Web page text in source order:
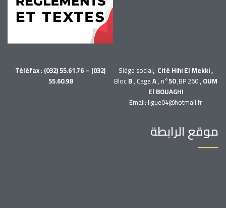
Siège social, Cité Hihi El Mekki ,
BlocB, CageA, n°50,BP 260, OUM
El BOUAGHI
Téléfax : (032) 55.61.76 – (032)
55.60.98
Email: ligue04@hotmail.fr
موقع الرابطة